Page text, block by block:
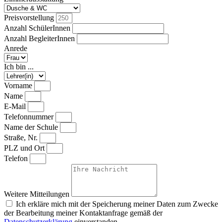
Preisvorstellung
Anzahl SchülerInnen
Anzahl BegleiterInnen
Anrede
Ich bin ...
Vorname
Name
E-Mail
Telefonnummer
Name der Schule
Straße, Nr.
PLZ und Ort
Telefon
Weitere Mitteilungen
Ich erkläre mich mit der Speicherung meiner Daten zum Zwecke
der Bearbeitung meiner Kontaktanfrage gemäß der